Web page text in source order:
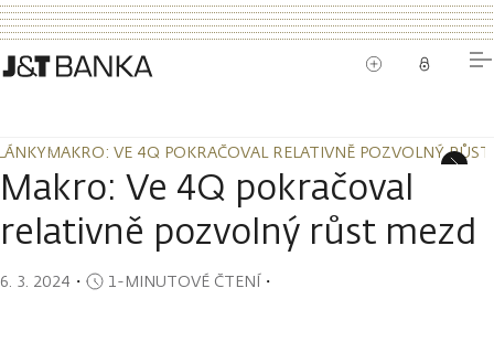
MAKRO: VE 4Q POKRAČOVAL RELATIVNĚ POZVOLNÝ
MAKRO: VE 4Q POKRAČOVAL RELATIVNĚ POZVOLNÝ
Makro: Ve 4Q pokračoval
relativně pozvolný růst mezd
6. 3. 2024 ・ 1-MINUTOVÉ ČTENÍ・